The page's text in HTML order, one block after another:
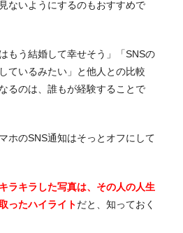
ないようにするのもおすすめで
もう結婚して幸せそう」「SNSの
ているみたい」と他人との比較
るのは、誰もが経験することで
ホのSNS通知はそっとオフにして
ラキラした写真は、その人の人生
ったハイライトだと、知っておく